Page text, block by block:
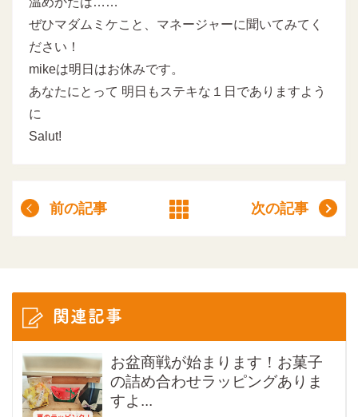
ぜひマダムミケこと、マネージャーに聞いてみてく
ださい！
mikeは明日はお休みです。
あなたにとって 明日もステキな１日でありますよう
に
Salut!
前の記事 次の記事
関連記事
お盆商戦が始まります！お菓子
の詰め合わせラッピングありま
すよ...